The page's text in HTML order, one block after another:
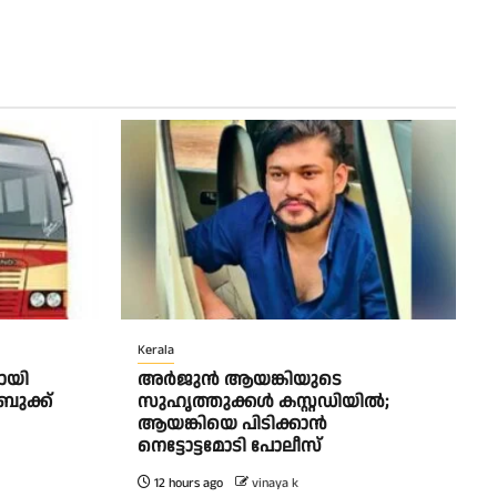
ബുക്ക്
Kerala
അർജുൻ ആയങ്കിയുടെ
സുഹൃത്തുക്കൾ കസ്റ്റഡിയിൽ;
ആയങ്കിയെ പിടിക്കാൻ
നെട്ടോട്ടമോടി പോലീസ്
12 hours ago vinaya k